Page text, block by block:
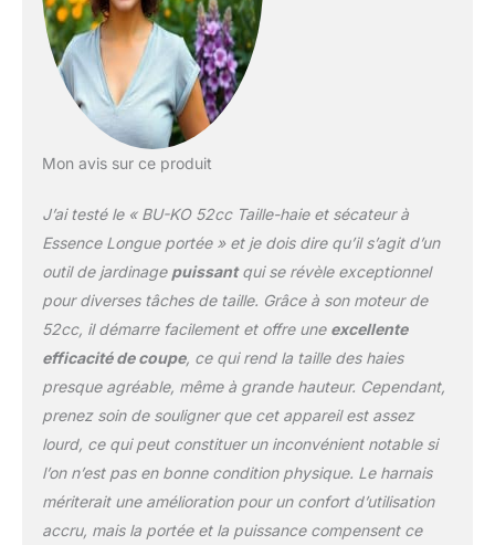
les haies difficiles
d'accès sans effort :
Notre accessoire taille-
haie longue portée vous
allant jusqu'à 12 pieds
d'extension et 15 pieds
avec 3 perches
d'extension. Chaque
perche d'extension
ce qui vous donne une
précision et un contrôle
inégalés. ✅ Des résultats
de qualité
professionnelle : Équipé
d'une lame à double
tranchant en acier
trempé, notre accessoire
Mon avis sur ce produit
J’ai testé le « BU-KO 52cc Taille-haie et sécateur à
Essence Longue portée » et je dois dire qu’il s’agit d’un
outil de jardinage puissantqui se révèle exceptionnel
pour diverses tâches de taille. Grâce à son moteur de
52cc, il démarre facilement et offre une excellente
efficacité de coupe, ce qui rend la taille des haies
presque agréable, même à grande hauteur. Cependant,
prenez soin de souligner que cet appareil est assez
lourd, ce qui peut constituer un inconvénient notable si
l’on n’est pas en bonne condition physique. Le harnais
mériterait une amélioration pour un confort d’utilisation
accru, mais la portée et la puissance compensent ce